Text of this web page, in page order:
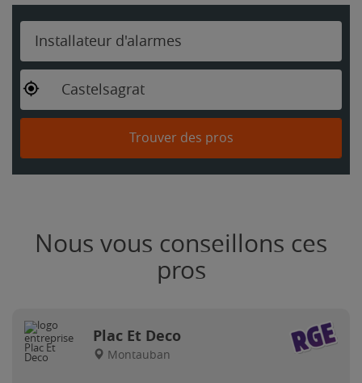
Installateur d'alarmes
Castelsagrat
Trouver des pros
Nous vous conseillons ces
pros
Plac Et Deco
Montauban